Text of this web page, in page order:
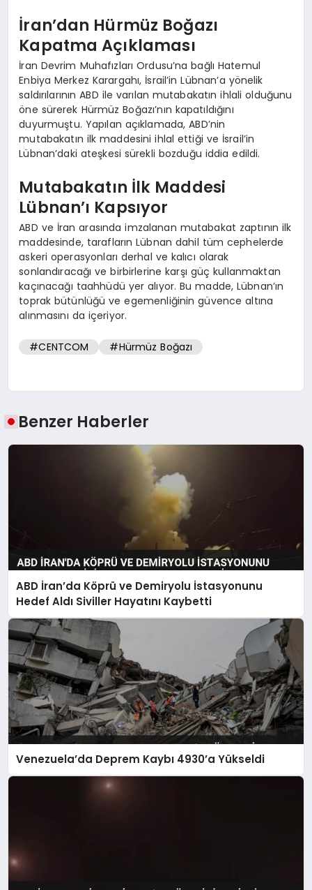
İran’dan Hürmüz Boğazı
Kapatma Açıklaması
İran Devrim Muhafızları Ordusu’na bağlı Hatemul
Enbiya Merkez Karargahı, İsrail’in Lübnan’a yönelik
saldırılarının ABD ile varılan mutabakatın ihlali olduğunu
öne sürerek Hürmüz Boğazı’nın kapatıldığını
duyurmuştu. Yapılan açıklamada, ABD’nin
mutabakatın ilk maddesini ihlal ettiği ve İsrail’in
Lübnan’daki ateşkesi sürekli bozduğu iddia edildi.
Mutabakatın İlk Maddesi
Lübnan’ı Kapsıyor
ABD ve İran arasında imzalanan mutabakat zaptının ilk
maddesinde, tarafların Lübnan dahil tüm cephelerde
askeri operasyonları derhal ve kalıcı olarak
sonlandıracağı ve birbirlerine karşı güç kullanmaktan
kaçınacağı taahhüdü yer alıyor. Bu madde, Lübnan’ın
toprak bütünlüğü ve egemenliğinin güvence altına
alınmasını da içeriyor.
#CENTCOM #Hürmüz Boğazı
Benzer Haberler
ABD İran’da Köprü ve Demiryolu İstasyonunu
Hedef Aldı Siviller Hayatını Kaybetti
Venezuela’da Deprem Kaybı 4930’a Yükseldi